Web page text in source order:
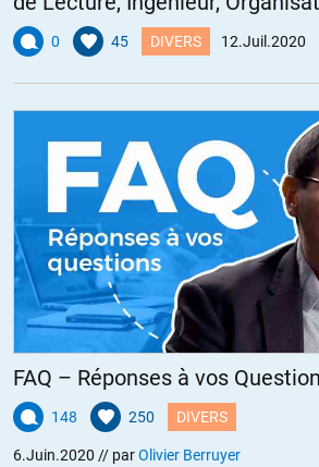
0 45 DIVERS 12.Juil.2020
FAQ – Réponses à vos
148 250 DIVERS
6.Juin.2020 // parOlivier Berruyer